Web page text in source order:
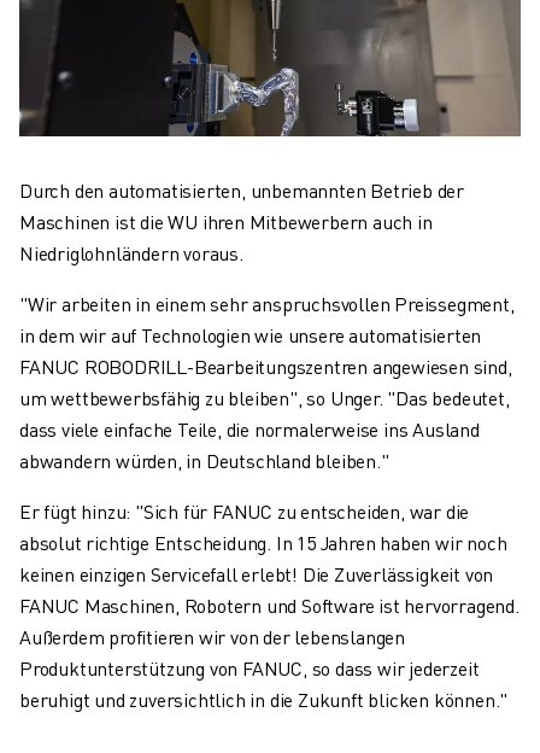
Durch den automatisierten, unbemannten Betrieb der
Maschinen ist die WU ihren Mitbewerbern auch in
Niedriglohnländern voraus.
"Wir arbeiten in einem sehr anspruchsvollen Preissegment,
in dem wir auf Technologien wie unsere automatisierten
FANUC ROBODRILL-Bearbeitungszentren angewiesen sind,
um wettbewerbsfähig zu bleiben", so Unger. "Das bedeutet,
dass viele einfache Teile, die normalerweise ins Ausland
abwandern würden, in Deutschland bleiben."
Er fügt hinzu: "Sich für FANUC zu entscheiden, war die
absolut richtige Entscheidung. In 15 Jahren haben wir noch
keinen einzigen Servicefall erlebt! Die Zuverlässigkeit von
FANUC Maschinen, Robotern und Software ist hervorragend.
Außerdem profitieren wir von der lebenslangen
Produktunterstützung von FANUC, so dass wir jederzeit
beruhigt und zuversichtlich in die Zukunft blicken können."